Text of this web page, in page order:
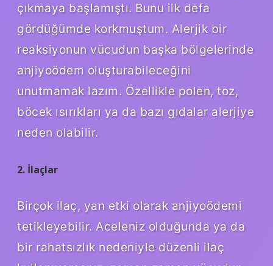
çıkmaya başlamıştı. Bunu ilk defa
gördüğümde korkmuştum. Alerjik bir
reaksiyonun vücudun başka bölgelerinde
anjiyoödem oluşturabileceğini
unutmamak lazım. Özellikle polen, toz,
böcek ısırıkları ya da bazı gıdalar alerjiye
neden olabilir.
2. İlaçlar
Birçok ilaç, yan etki olarak anjiyoödemi
tetikleyebilir. Aceleniz olduğunda ya da
bir rahatsızlık nedeniyle düzenli ilaç